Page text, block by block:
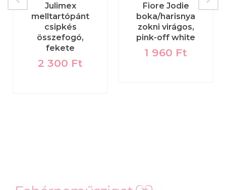
Julimex
melltartópánt
csipkés
összefogó,
fekete
2 300 Ft
Fiore Jodie
boka/harisnya
zokni virágos,
pink-off white
1 960 Ft